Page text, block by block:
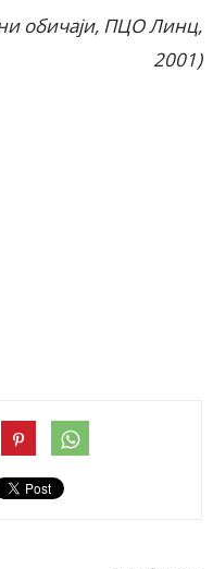
обичаји, ПЦО Линц,
2001)